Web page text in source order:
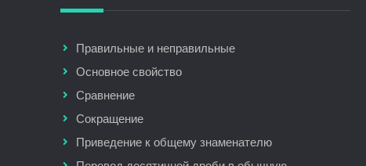
Правильные и неправильные
Основное свойство
Сравнение
Сокращение
Приведение к общему знаменателю